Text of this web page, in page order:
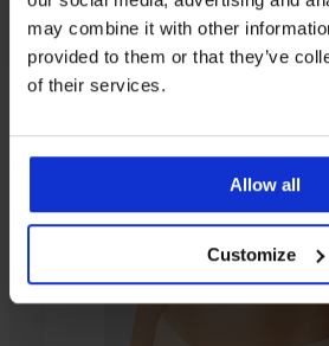
may combine it with other
provided to them or that they’ve
of their services.
Allow all
Customize